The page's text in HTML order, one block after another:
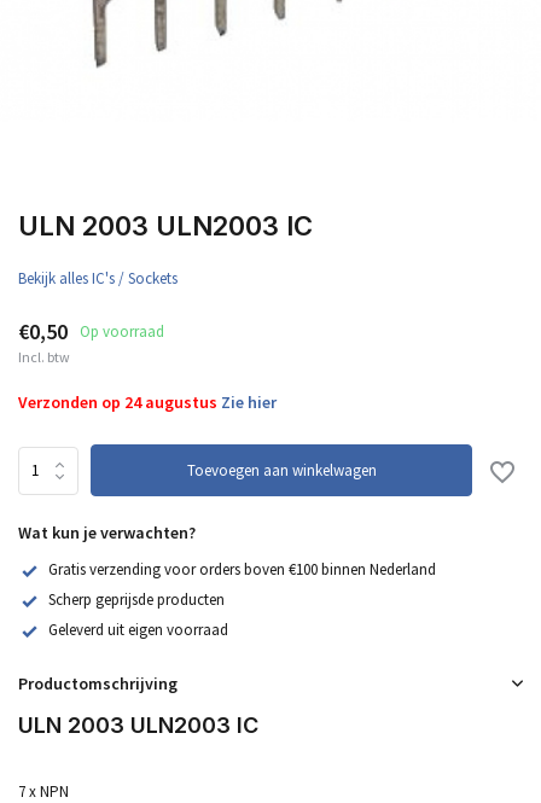
ULN 2003 ULN2003 IC
Bekijk alles IC's / Sockets
€0,50 Op voorraad
Incl. btw
Verzonden op 24 augustus Zie hier
Toevoegen aan winkelwagen
Wat kun je verwachten?
Gratis verzending voor orders boven €100 binnen Nederland
Scherp geprijsde producten
Geleverd uit eigen voorraad
Productomschrijving
ULN 2003 ULN2003 IC
7 x NPN